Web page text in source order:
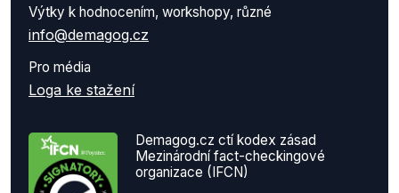
Výtky k hodnocením, workshopy, různé
info@demagog.cz
Pro média
Loga ke stažení
Demagog.cz ctí kodex zásad
Mezinárodní fact-checkingové
organizace (IFCN)